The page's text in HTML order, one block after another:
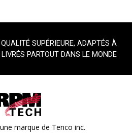
SUPÉRIEURE, ADAPTÉS À
PARTOUT DANS LE MONDE
marque de Tenco inc.